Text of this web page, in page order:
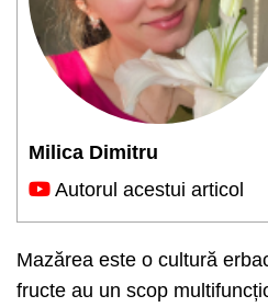
Milica Dimitru
Autorul acestui articol
Mazărea este o cultură
fructe au un scop